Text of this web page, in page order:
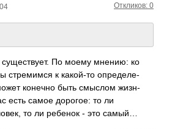
Откликов: 0
По моему мнению: ко
стре­мимся к како­й-то опре­деле­
конечно быть смыслом жизн­
есть самое доро­гое: то ли
то ли ребенок - это самый…